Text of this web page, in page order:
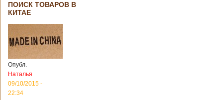
ПОИСК ТОВАРОВ В
КИТАЕ
Опубл.
Наталья
09/10/2015 -
22:34